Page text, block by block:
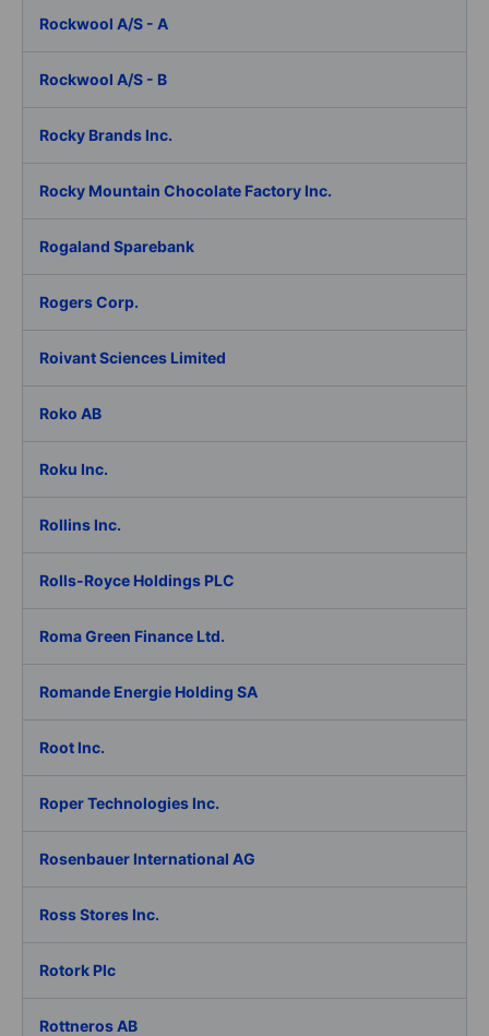
Rockwool A/S - A
Rockwool A/S - B
Rocky Brands Inc.
Rocky Mountain Chocolate Factory Inc.
Rogaland Sparebank
Rogers Corp.
Roivant Sciences Limited
Roko AB
Roku Inc.
Rollins Inc.
Rolls-Royce Holdings PLC
Roma Green Finance Ltd.
Romande Energie Holding SA
Root Inc.
Roper Technologies Inc.
Rosenbauer International AG
Ross Stores Inc.
Rotork Plc
Rottneros AB